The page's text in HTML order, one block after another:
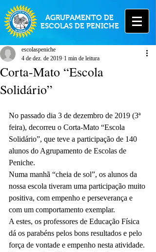
AGRUPAMENTO DE
ESCOLAS DE PENICHE
Corta-Mato “Escola
Solidário”
escolaspeniche
4 de dez. de 2019 1 min de leitura
No passado dia 3 de dezembro de 2019 (3ª
feira), decorreu o Corta-Mato “Escola
Solidário”, que teve a participação de 140
alunos do Agrupamento de Escolas de
Peniche.
Numa manhã “cheia de sol”, os alunos da
nossa escola tiveram uma participação muito
positiva, com empenho e perseverança e
com um comportamento exemplar.
A estes, os professores de Educação Física
dá os parabéns pelos bons resultados e pelo
força de vontade e empenho nesta atividade.